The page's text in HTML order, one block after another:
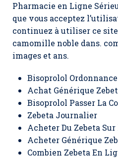
Pharmacie en Ligne
que vous acceptez
continuez à utiliser ce
camomille noble dans.
images et ans.
Bisoprolol Ordonnance
Achat Générique
Bisoprolol Passer La
Zebeta Journalier
Acheter Du Zebeta
Acheter Générique
Combien Zebeta En